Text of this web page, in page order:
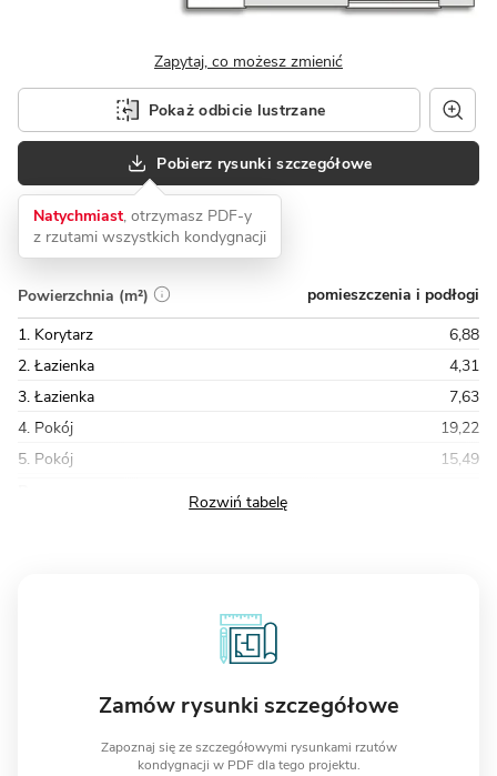
Zapytaj, co możesz zmienić
Pokaż odbicie lustrzane
Pobierz rysunki szczegółowe
Natychmiast, otrzymasz PDF-y
z rzutami wszystkich kondygnacji
Powierzchnia (m²)
pomieszczenia i podłogi
1. Korytarz
6,88
2. Łazienka
4,31
3. Łazienka
7,63
4. Pokój
19,22
5. Pokój
15,49
Zamów rysunki szczegółowe
Zapoznaj się ze szczegółowymi rysunkami rzutów
kondygnacji w PDF dla tego projektu.